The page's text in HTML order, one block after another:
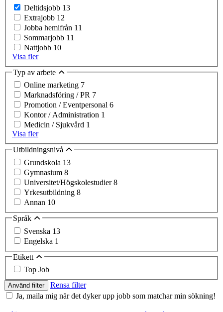
Deltidsjobb 13
Extrajobb 12
Jobba hemifrån 11
Sommarjobb 11
Nattjobb 10
Visa fler
Typ av arbete
Online marketing 7
Marknadsföring / PR 7
Promotion / Eventpersonal 6
Kontor / Administration 1
Medicin / Sjukvård 1
Visa fler
Utbildningsnivå
Grundskola 13
Gymnasium 8
Universitet/Högskolestudier8
Yrkesutbildning 8
Annan 10
Språk
Svenska 13
Engelska 1
Etikett
Top Job
Använd filter
Rensa filter
Ja, maila mig när det dyker upp jobb som matchar min sökning!